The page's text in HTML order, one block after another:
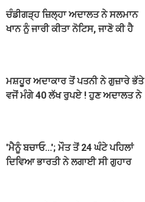
ਚੰਡੀਗੜ੍ਹ ਜ਼ਿਲ੍ਹਾ ਅਦਾਲਤ ਨੇ ਸਲਮਾਨ
ਖਾਨ ਨੂੰ ਜਾਰੀ ਕੀਤਾ ਨੋਟਿਸ, ਜਾਣੋ ਕੀ ਹੈ
ਮਸ਼ਹੂਰ ਅਦਾਕਾਰ ਤੋਂ ਪਤਨੀ ਨੇ ਗੁਜ਼ਾਰੇ ਭੱਤੇ
ਵਜੋਂ ਮੰਗੇ 40 ਲੱਖ ਰੁਪਏ ! ਹੁਣ ਅਦਾਲਤ ਨੇ
'ਮੈਨੂੰ ਬਚਾਓ...'; ਮੌਤ ਤੋਂ 24 ਘੰਟੇ ਪਹਿਲਾਂ
ਦਿਵਿਆ ਭਾਰਤੀ ਨੇ ਲਗਾਈ ਸੀ ਗੁਹਾਰ